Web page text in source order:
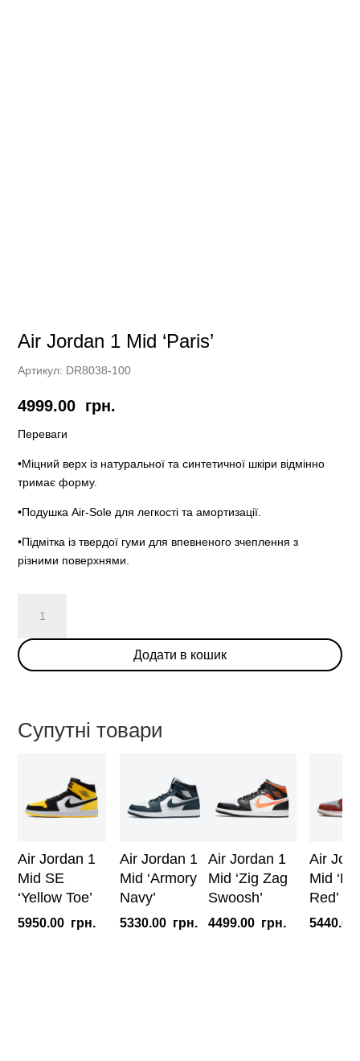
Air Jordan 1 Mid ‘Paris’
Артикул: DR8038-100
4999.00 грн.
Переваги
•Міцний верх із натуральної та синтетичної шкіри відмінно
тримає форму.
•Подушка Air-Sole для легкості та амортизації.
•Підмітка із твердої гуми для впевненого зчеплення з
різними поверхнями.
Jordan
1
Mid
Додати в кошик
Супутні товари
Air Jordan 1
Mid SE
‘Yellow Toe’
5950.00 грн.
Air Jordan 1
Mid ‘Armory
Navy’
5330.00 грн.
Air Jordan 1
Mid ‘Zig Zag
Swoosh’
4499.00 грн.
Air
Mid
Red’
5440.00